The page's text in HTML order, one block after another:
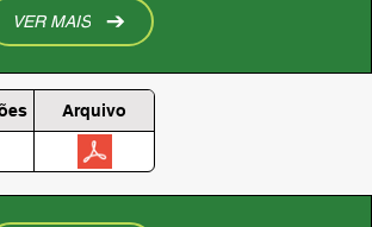
VER MAIS
Arquivo